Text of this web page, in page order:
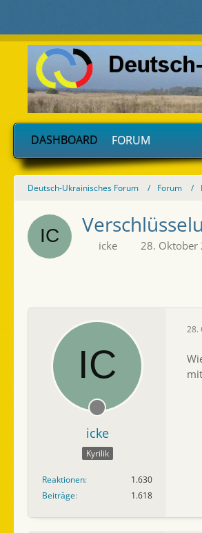
DASHBOARD FORUM
Deutsch-Ukrainisches Forum Forum
icke 28. Oktober
icke
Kyrilik
Reaktionen
1.630
Beiträge
1.618
28.